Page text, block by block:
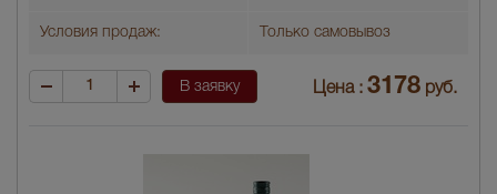
Условия продаж: Только самовывоз
В заявку Цена : 3178 руб.